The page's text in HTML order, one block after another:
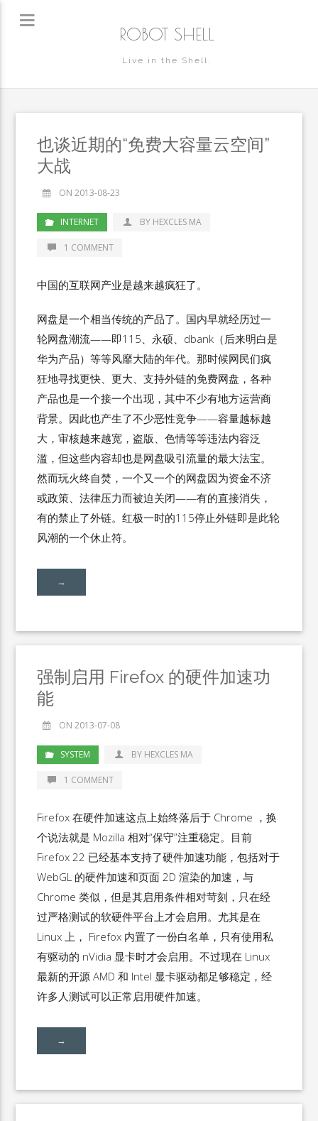
ROBOT SHELL
Live in the Shell.
也谈近期的“免费大容量云空间”
大战
ON 2013-08-23
INTERNET BY HEXCLES MA
1 COMMENT
中国的互联网产业是越来越疯狂了。
网盘是一个相当传统的产品了。国内早就经历过一
轮网盘潮流——即115、永硕、dbank（后来明白是
华为产品）等等风靡大陆的年代。那时候网民们疯
狂地寻找更快、更大、支持外链的免费网盘，各种
产品也是一个接一个出现，其中不少有地方运营商
背景。因此也产生了不少恶性竞争——容量越标越
大，审核越来越宽，盗版、色情等等违法内容泛
滥，但这些内容却也是网盘吸引流量的最大法宝。
然而玩火终自焚，一个又一个的网盘因为资金不济
或政策、法律压力而被迫关闭——有的直接消失，
有的禁止了外链。红极一时的115停止外链即是此轮
风潮的一个休止符。
→
强制启用 Firefox 的硬件加速功
能
ON 2013-07-08
SYSTEM BY HEXCLES MA
1 COMMENT
Firefox 在硬件加速这点上始终落后于 Chrome ，换
个说法就是 Mozilla 相对“保守”注重稳定。目前
Firefox 22 已经基本支持了硬件加速功能，包括对于
WebGL 的硬件加速和页面 2D 渲染的加速，与
Chrome 类似，但是其启用条件相对苛刻，只在经
过严格测试的软硬件平台上才会启用。尤其是在
Linux 上， Firefox 内置了一份白名单，只有使用私
有驱动的 nVidia 显卡时才会启用。不过现在 Linux
最新的开源 AMD 和 Intel 显卡驱动都足够稳定，经
许多人测试可以正常启用硬件加速。
→